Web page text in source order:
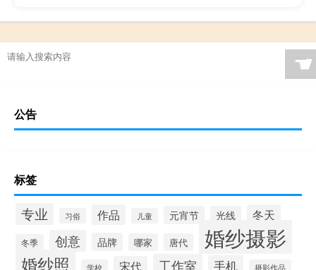
☚
公告
标签
专业 习俗 作品 儿童 元宵节 光线 冬天
冬季 创意 品牌 哪家 唐代 婚纱摄影
婚纱照 学校 宋代 工作室 手机 摄影作品